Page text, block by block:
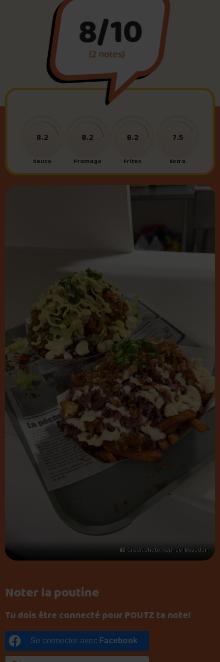
Foire aux questions
Me connecter
8/10
(2 notes)
Noter la poutine
Tu dois être connecté pour POUTZ ta note!
Se connecter avec Facebook
Sauce
8.2
Fromage
8.2
Frites
8.2
Extra
7.5
📸 Crédit photo : Raphaël Beaudoin